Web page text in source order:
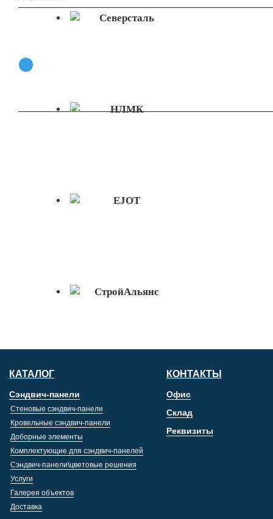
КАТАЛОГ
Сэндвич-панели
Стеновые сэндвич-панели
Кровельные сэндвич-панели
Доборные элементы
Комплектующие для сэндвич-панелей
Сэндвич-панели\цветовые решения
Услуги
Галерея объектов
Доставка
КОНТАКТЫ
Офис
Склад
Реквизиты